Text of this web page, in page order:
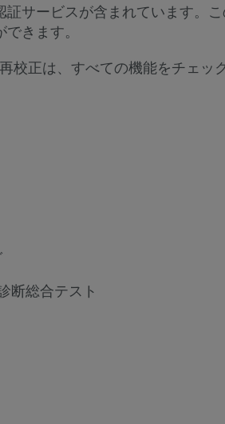
証サービスが含まれています。こ
きます。
校正は、すべての機能をチェッ
断総合テスト